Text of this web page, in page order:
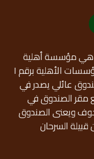
هي مؤسسة أهلية
رسمية مسجلة بالسجل الخاص بالمؤسسات الأهلية برقم ١
أول صندوق عائلي يصدر في
مقر الصندوق في
ويعنى الصندوق
السرحان